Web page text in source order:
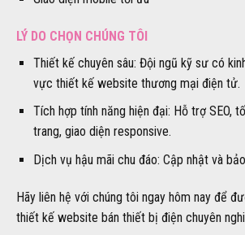
LÝ DO CHỌN CHÚNG TÔI
Thiết kế chuyên sâu: Đội ngũ kỹ sư có
vực thiết kế website thương mại điện tử.
Tích hợp tính năng hiện đại: Hỗ trợ SEO,
trang, giao diện responsive.
Dịch vụ hậu mãi chu đáo: Cập nhật và
Hãy liên hệ với chúng tôi ngay hôm nay để
thiết kế website bán thiết bị điện chuyên